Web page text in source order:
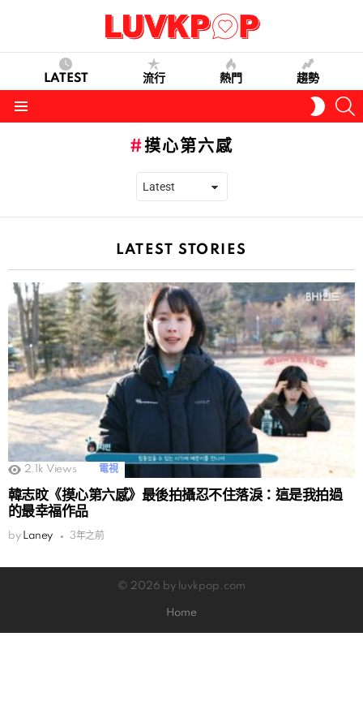
LATEST 流行 熱門 趨勢
SKIN
摸心第六感
LATEST STORIES
2.1k Views 電視
韓志旼《摸心第六感》最後拍攝忍不住落淚：這是我拍過
的最幸福作品
by Laney 3年之前
© 2026 by luvkpop.com
Home